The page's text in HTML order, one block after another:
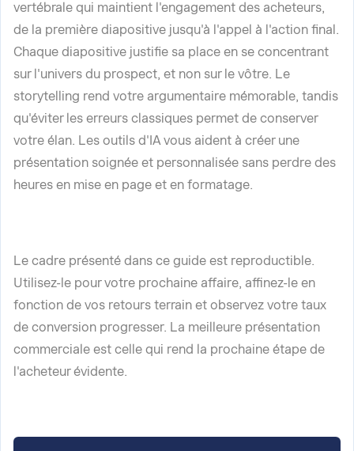
vertébrale qui maintient l'engagement des acheteurs,
de la première diapositive jusqu'à l'appel à l'action final.
Chaque diapositive justifie sa place en se concentrant
sur l'univers du prospect, et non sur le vôtre. Le
storytelling rend votre argumentaire mémorable, tandis
qu'éviter les erreurs classiques permet de conserver
votre élan. Les outils d'IA vous aident à créer une
présentation soignée et personnalisée sans perdre des
heures en mise en page et en formatage.
Le cadre présenté dans ce guide est reproductible.
Utilisez-le pour votre prochaine affaire, affinez-le en
fonction de vos retours terrain et observez votre taux
de conversion progresser. La meilleure présentation
commerciale est celle qui rend la prochaine étape de
l'acheteur évidente.